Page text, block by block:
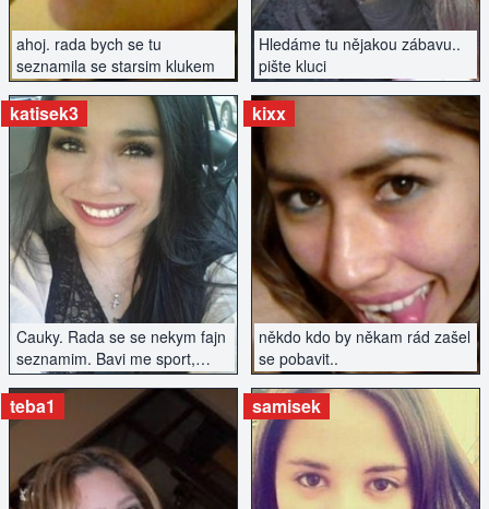
ahoj. rada bych se tu
seznamila se starsim klukem
Hledáme tu nějakou zábavu..
pište kluci
Cauky. Rada se se nekym fajn
seznamim. Bavi me sport,
kolo, turistika, auta.
katisek3
ZOBRAZIT INZERÁT
někdo kdo by někam rád zašel
se pobavit..
kixx
ZOBRAZIT INZERÁT
teba1 samisek